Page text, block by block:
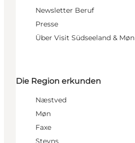
Newsletter Beruf
Presse
Über Visit Südseeland & Møn
Die Region erkunden
Næstved
Møn
Faxe
Stevns